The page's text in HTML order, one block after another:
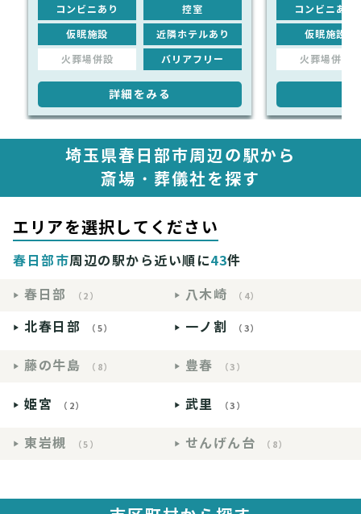
コンビニあり 控室
仮眠施設 近隣ホテルあり
火葬場併設 バリアフリー
詳細をみる
コンビニあり
仮眠施設
火葬場併設
埼玉県春日部市周辺の駅から
斎場・葬儀社を探す
エリアを選択してください
春日部市周辺の駅から近い順に43件
春日部
（2） 八木崎 （4）
北春日部 （5） 一ノ割 （3）
藤の牛島 （8） 豊春 （3）
姫宮 （2） 武里 （3）
東岩槻 （5） せんげん台 （8）